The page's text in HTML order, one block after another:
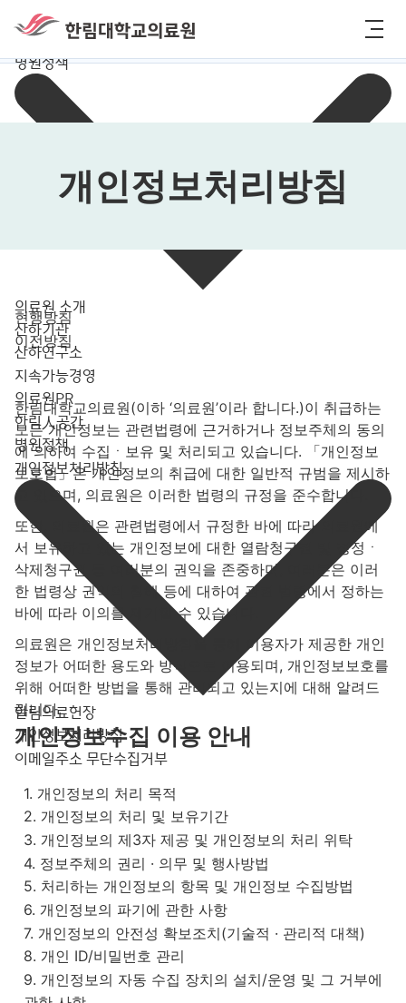
메뉴바로가기
메뉴
HOME
병원정책
의료원 소개
산하기관
산하연구소
지속가능경영
의료원PR
한림人공간
병원정책
개인정보처리방침
한림의료헌장
개인정보처리방침
이메일주소 무단수집거부
개인정보처리방침
현행방침
이전방침
한림대학교의료원(이하 ‘의료원’이라 합니다.)이 취급하는
모든 개인정보는 관련법령에 근거하거나 정보주체의 동의
에 의하여 수집ㆍ보유 및 처리되고 있습니다. 「개인정보
보호법」은 개인정보의 취급에 대한 일반적 규범을 제시하
고 있으며, 의료원은 이러한 법령의 규정을 준수합니다.
또한, 의료원은 관련법령에서 규정한 바에 따라 의료원에
서 보유하고 있는 개인정보에 대한 열람청구권 및 정정ㆍ
삭제청구권 등 여러분의 권익을 존중하며, 여러분은 이러
한 법령상 권익의 침해 등에 대하여 관련 법령에서 정하는
바에 따라 이의를 제기할 수 있습니다.
의료원은 개인정보처리방침을 통해 이용자가 제공한 개인
정보가 어떠한 용도와 방식으로 이용되며, 개인정보보호를
위해 어떠한 방법을 통해 관리되고 있는지에 대해 알려드
립니다.
개인정보수집 이용 안내
1. 개인정보의 처리 목적
2. 개인정보의 처리 및 보유기간
3. 개인정보의 제3자 제공 및 개인정보의 처리 위탁
4. 정보주체의 권리 · 의무 및 행사방법
5. 처리하는 개인정보의 항목 및 개인정보 수집방법
6. 개인정보의 파기에 관한 사항
7. 개인정보의 안전성 확보조치(기술적 · 관리적 대책)
8. 개인 ID/비밀번호 관리
9. 개인정보의 자동 수집 장치의 설치/운영 및 그 거부에